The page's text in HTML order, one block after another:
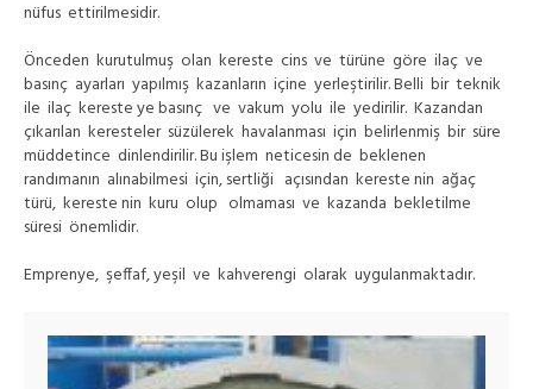
nüfus ettirilmesidir.
Önceden kurutulmuş olan kereste cins ve türüne göre ilaç ve
basınç ayarları yapılmış kazanların içine yerleştirilir. Belli bir teknik
ile ilaç kereste ye basınç ve vakum yolu ile yedirilir. Kazandan
çıkarılan keresteler süzülerek havalanması için belirlenmiş bir süre
müddetince dinlendirilir. Bu işlem neticesin de beklenen
randımanın alınabilmesi için, sertliği açısından kereste nin ağaç
türü, kereste nin kuru olup olmaması ve kazanda bekletilme
süresi önemlidir.
Emprenye, şeffaf, yeşil ve kahverengi olarak uygulanmaktadır.